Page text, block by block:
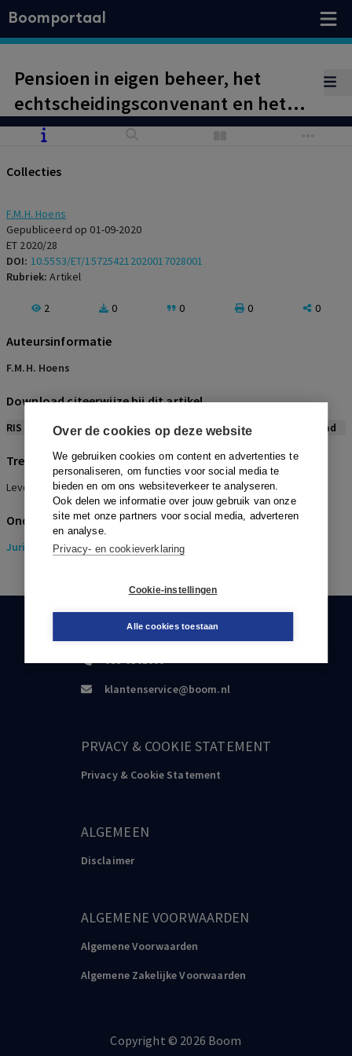
Over de cookies op deze website
We gebruiken cookies om content en advertenties te
personaliseren, om functies voor social media te
bieden en om ons websiteverkeer te analyseren.
Ook delen we informatie over jouw gebruik van onze
site met onze partners voor social media, adverteren
en analyse.
Privacy- en cookieverklaring
Cookie-instellingen
Alle cookies toestaan
Boomportaal
Pensioen in eigen beheer, het
echtscheidingsconvenant en het
pensioen van de meewerkende ex
Collecties
F.M.H. Hoens
Gepubliceerd op 01-09-2020
ET 2020/28
DOI: 10.5553/ET/157254212020017028001
Rubriek:Artikel
2 0 0 0 0
Auteursinformatie
F.M.H. Hoens
Download citeerwijze bij dit artikel
RIS BibTex APA Vancouver Leidraad
Trefwoorden
Levensverzekering, pensioen en sociale zekerheid
Onderwerpen
Juridisch > Erfrecht
KLANTENSERVICE
088-0301000
klantenservice@boom.nl
PRVACY & COOKIE STATEMENT
Privacy & Cookie Statement
ALGEMEEN
Disclaimer
ALGEMENE VOORWAARDEN
Algemene Voorwaarden
Algemene Zakelijke Voorwaarden
Copyright ©️ 2026 Boom